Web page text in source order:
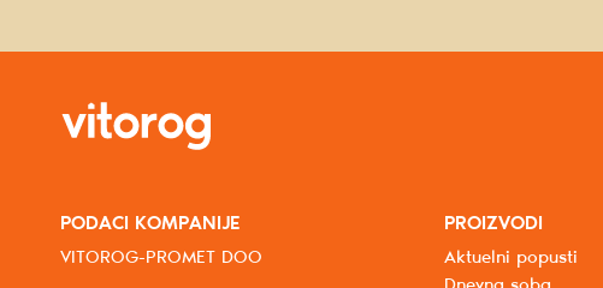
PODACI KOMPANIJE
VITOROG-PROMET DOO
PROIZVODI
Aktuelni popusti